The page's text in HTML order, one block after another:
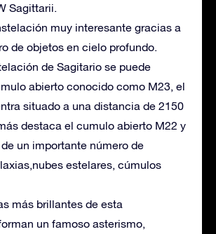
Sagittarii.
muy interesante gracias a
de objetos en cielo profundo.
de Sagitario se puede
abierto conocido como M23, el
situado a una distancia de 2150
destaca el cumulo abierto M22 y
un importante número de
estelares, cúmulos
más brillantes de esta
un famoso asterismo,